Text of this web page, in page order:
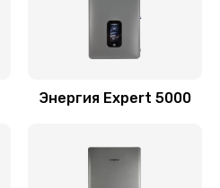
Энергия Expert 5000